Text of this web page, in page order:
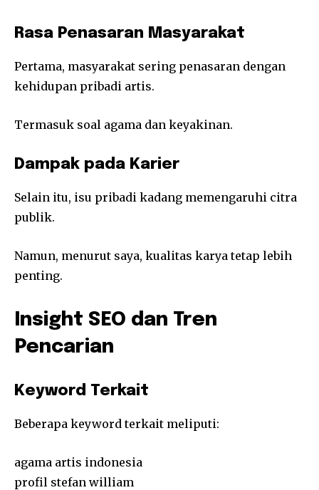
Rasa Penasaran Masyarakat
Pertama, masyarakat sering penasaran dengan
kehidupan pribadi artis.
Termasuk soal agama dan keyakinan.
Dampak pada Karier
Selain itu, isu pribadi kadang memengaruhi citra
publik.
Namun, menurut saya, kualitas karya tetap lebih
penting.
Insight SEO dan Tren
Pencarian
Keyword Terkait
Beberapa keyword terkait meliputi:
agama artis indonesia
profil stefan william